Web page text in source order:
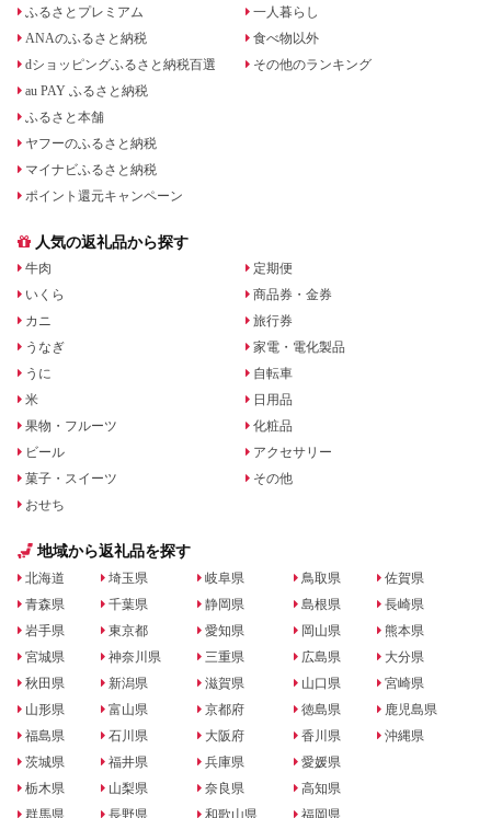
ふるさとプレミアム
ANAのふるさと納税
dショッピングふるさと納税百選
au PAY ふるさと納税
ふるさと本舗
ヤフーのふるさと納税
マイナビふるさと納税
ポイント還元キャンペーン
一人暮らし
食べ物以外
その他のランキング
人気の返礼品から探す
牛肉
いくら
カニ
うなぎ
うに
米
果物・フルーツ
ビール
菓子・スイーツ
おせち
定期便
商品券・金券
旅行券
家電・電化製品
自転車
日用品
化粧品
アクセサリー
その他
地域から返礼品を探す
北海道
青森県
岩手県
宮城県
秋田県
山形県
福島県
茨城県
栃木県
群馬県
埼玉県
千葉県
東京都
神奈川県
新潟県
富山県
石川県
福井県
山梨県
長野県
岐阜県
静岡県
愛知県
三重県
滋賀県
京都府
大阪府
兵庫県
奈良県
和歌山県
鳥取県
島根県
岡山県
広島県
山口県
徳島県
香川県
愛媛県
高知県
福岡県
佐賀県
長崎県
熊本県
大分県
宮崎県
鹿児島県
沖縄県